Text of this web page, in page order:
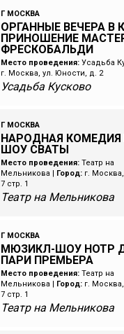
Г МОСКВА
ОРГАННЫЕ ВЕЧЕРА В
ПРИНОШЕНИЕ
ФРЕСКОБАЛЬДИ
Место проведения: Усадьба
г. Москва, ул. Юности, д. 2
Усадьба Кусково
Г МОСКВА
НАРОДНАЯ
ШОУ СВАТЫ
Место проведения: Театр на
Мельникова
Город: г.
7 стр. 1
Театр на Мельникова
Г МОСКВА
МЮЗИКЛ-ШОУ НОТР
ПАРИ ПРЕМЬЕРА
Место проведения: Театр на
Мельникова
Город: г.
7 стр. 1
Театр на Мельникова